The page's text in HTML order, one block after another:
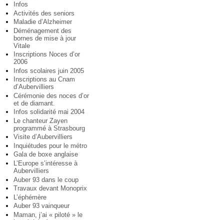
Infos
Activités des seniors
Maladie d’Alzheimer
Déménagement des
bornes de mise à jour
Vitale
Inscriptions Noces d’or
2006
Infos scolaires juin 2005
Inscriptions au Cnam
d’Aubervilliers
Cérémonie des noces d’or
et de diamant.
Infos solidarité mai 2004
Le chanteur Zayen
programmé à Strasbourg
Visite d’Aubervilliers
Inquiétudes pour le métro
Gala de boxe anglaise
L’Europe s’intéresse à
Aubervilliers
Auber 93 dans le coup
Travaux devant Monoprix
L’éphémère
Auber 93 vainqueur
Maman, j’ai « piloté » le